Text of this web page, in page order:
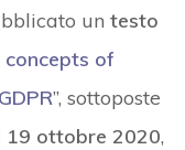
un testo
concepts of
”, sottoposte
19 ottobre 2020,